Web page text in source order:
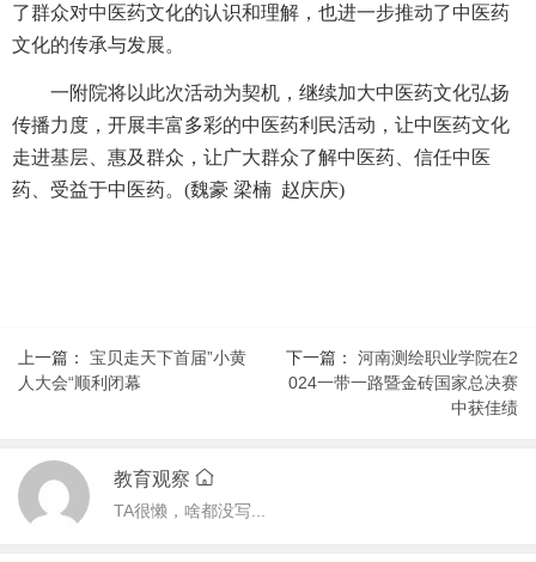
了群众对中医药文化的认识和理解，也进一步推动了中医药
文化的传承与发展。
一附院将以此次活动为契机，继续加大中医药文化弘扬
传播力度，开展丰富多彩的中医药利民活动，让中医药文化
走进基层、惠及群众，让广大群众了解中医药、信任中医
药、受益于中医药。(魏豪 梁楠 赵庆庆)
上一篇： 宝贝走天下首届”小黄
人大会“顺利闭幕
下一篇： 河南测绘职业学院在2
024一带一路暨金砖国家总决赛
中获佳绩
教育观察
TA很懒，啥都没写...